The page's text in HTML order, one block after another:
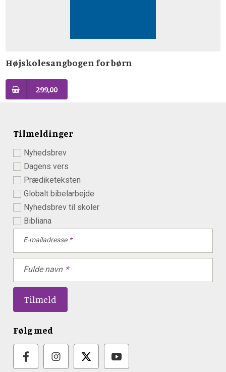
Højskolesangbogen for børn
299,00
Tilmeldinger
Nyhedsbrev
Dagens vers
Prædiketeksten
Globalt bibelarbejde
Nyhedsbrev til skoler
Bibliana
E-mailadresse
Fulde navn
Følg med